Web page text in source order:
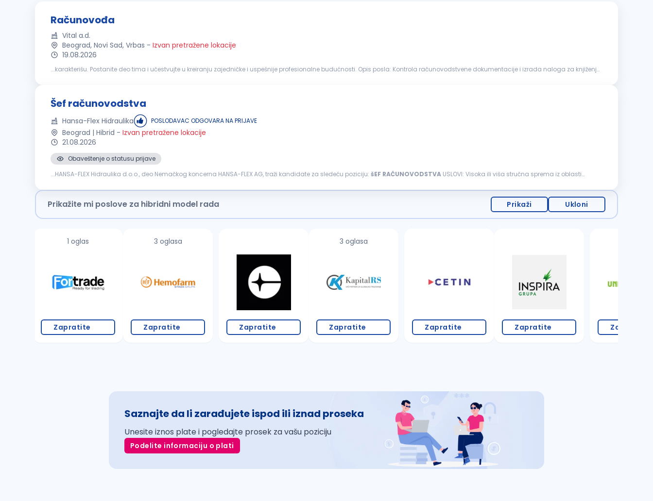
Računovođa
Vital a.d.
Beograd, Novi Sad, Vrbas - Izvan pretražene lokacije
19.08.2026
...karakterišu. Postanite deo tima i učestvujte u kreiranju zajedničke i uspešnije profesionalne budućnosti. Opis posla: Kontrola računovodstvene dokumentacije i izrada naloga za knjiženje
Šef računovodstva
Hansa-Flex Hidraulika POSLODAVAC ODGOVARA NA PRIJAVE
Beograd | Hibrid - Izvan pretražene lokacije
21.08.2026
Obaveštenje o statusu prijave
...HANSA-FLEX Hidraulika d.o.o., deo Nemačkog koncerna HANSA-FLEX AG, traži kandidate za sledeću poziciju: šEF RAČUNOVODSTVA USLOVI: Visoka ili viša stručna sprema iz oblasti
Prikažite mi poslove za hibridni model rada Prikaži Ukloni
1 oglas
Zapratite
3 oglasa
Zapratite Zapratite
3 oglasa
Zapratite Zapratite Zapratite Zapratite
Saznajte da li zarađujete ispod ili iznad proseka
Unesite iznos plate i pogledajte prosek za vašu poziciju
Podelite informaciju o plati